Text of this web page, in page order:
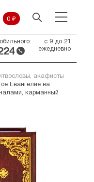
0 ₽
с 9 до 21
ежедневно
акафисты
Евангелие на
карманный